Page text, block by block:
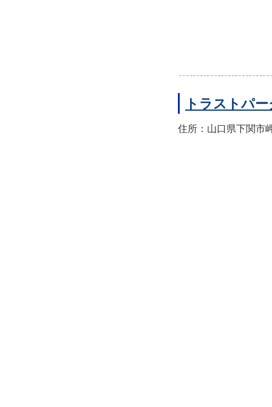
トラストパ
住所：山口県下関市